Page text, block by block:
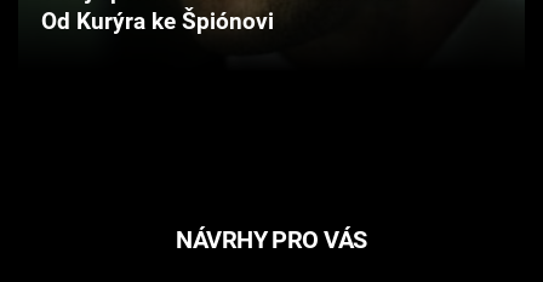
Od Kurýra ke Špiónovi
NÁVRHY PRO VÁS